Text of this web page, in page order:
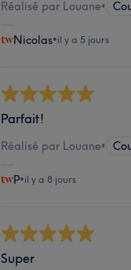
Réalisé par Louane•
Nicolas•il y a 5 jours
Parfait!
Réalisé par Louane•
P•il y a 8 jours
Super